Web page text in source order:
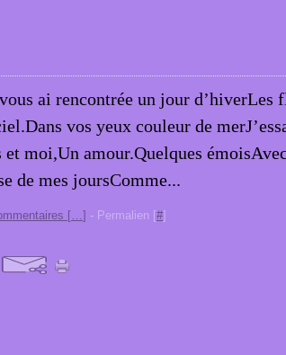
ai rencontrée un jour d’hiverLes
vos yeux couleur de
moi,Un amour.Quelques
de mes joursComme...
[…] - Permalien [#]